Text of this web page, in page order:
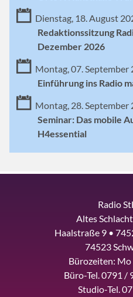
Dienstag, 18. August
Redaktionssitzung
Dezember 2026
Montag, 07. September
Einführung ins Radio
Montag, 28. September
Seminar: Das mobile
H4essential
Radio
Altes
Haalstraße 9 •
74523
Bürozeiten:
Büro-Tel. 0791 /
Studio-Tel.